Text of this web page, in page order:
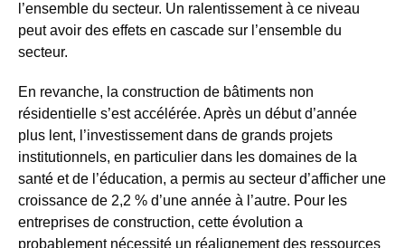
l’ensemble du secteur. Un ralentissement à ce niveau
peut avoir des effets en cascade sur l’ensemble du
secteur.
En revanche, la construction de bâtiments non
résidentielle s’est accélérée. Après un début d’année
plus lent, l’investissement dans de grands projets
institutionnels, en particulier dans les domaines de la
santé et de l’éducation, a permis au secteur d’afficher une
croissance de 2,2 % d’une année à l’autre. Pour les
entreprises de construction, cette évolution a
probablement nécessité un réalignement des ressources